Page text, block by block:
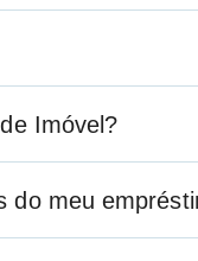
Imóvel?
do meu